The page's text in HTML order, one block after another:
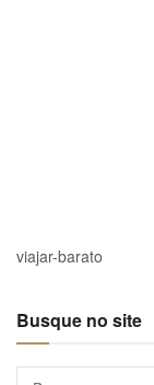
viajar-barato
Busque no site